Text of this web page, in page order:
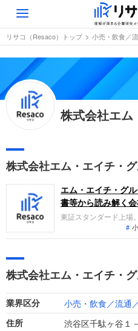
Toggle
navigation
リサコ（Resaco）トップ 小売・飲食／
株式会社エム
株式会社エム・エイチ・
エム・エイチ・グ
書等から読み解く
東証スタンダード上場
営を主軸に、ヘアメ
ています。2025年6月
株式会社エム・エイチ・
業界区分 小売・飲食／流通
住所 渋谷区千駄ヶ谷１